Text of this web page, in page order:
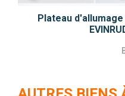
Plateau